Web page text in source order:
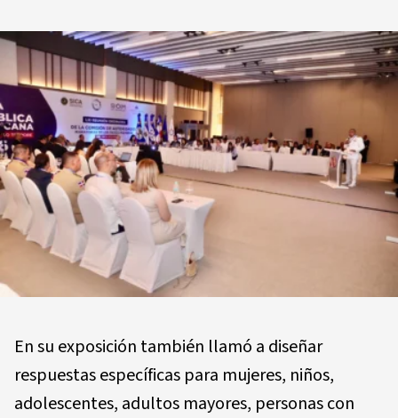
En su exposición también llamó a diseñar
respuestas específicas para mujeres, niños,
adolescentes, adultos mayores, personas con